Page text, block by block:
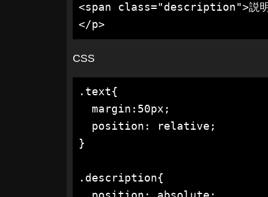
<span class="description">説
</p>
CSS
.text{
  margin:50px;
  position: relative;
}
.description{